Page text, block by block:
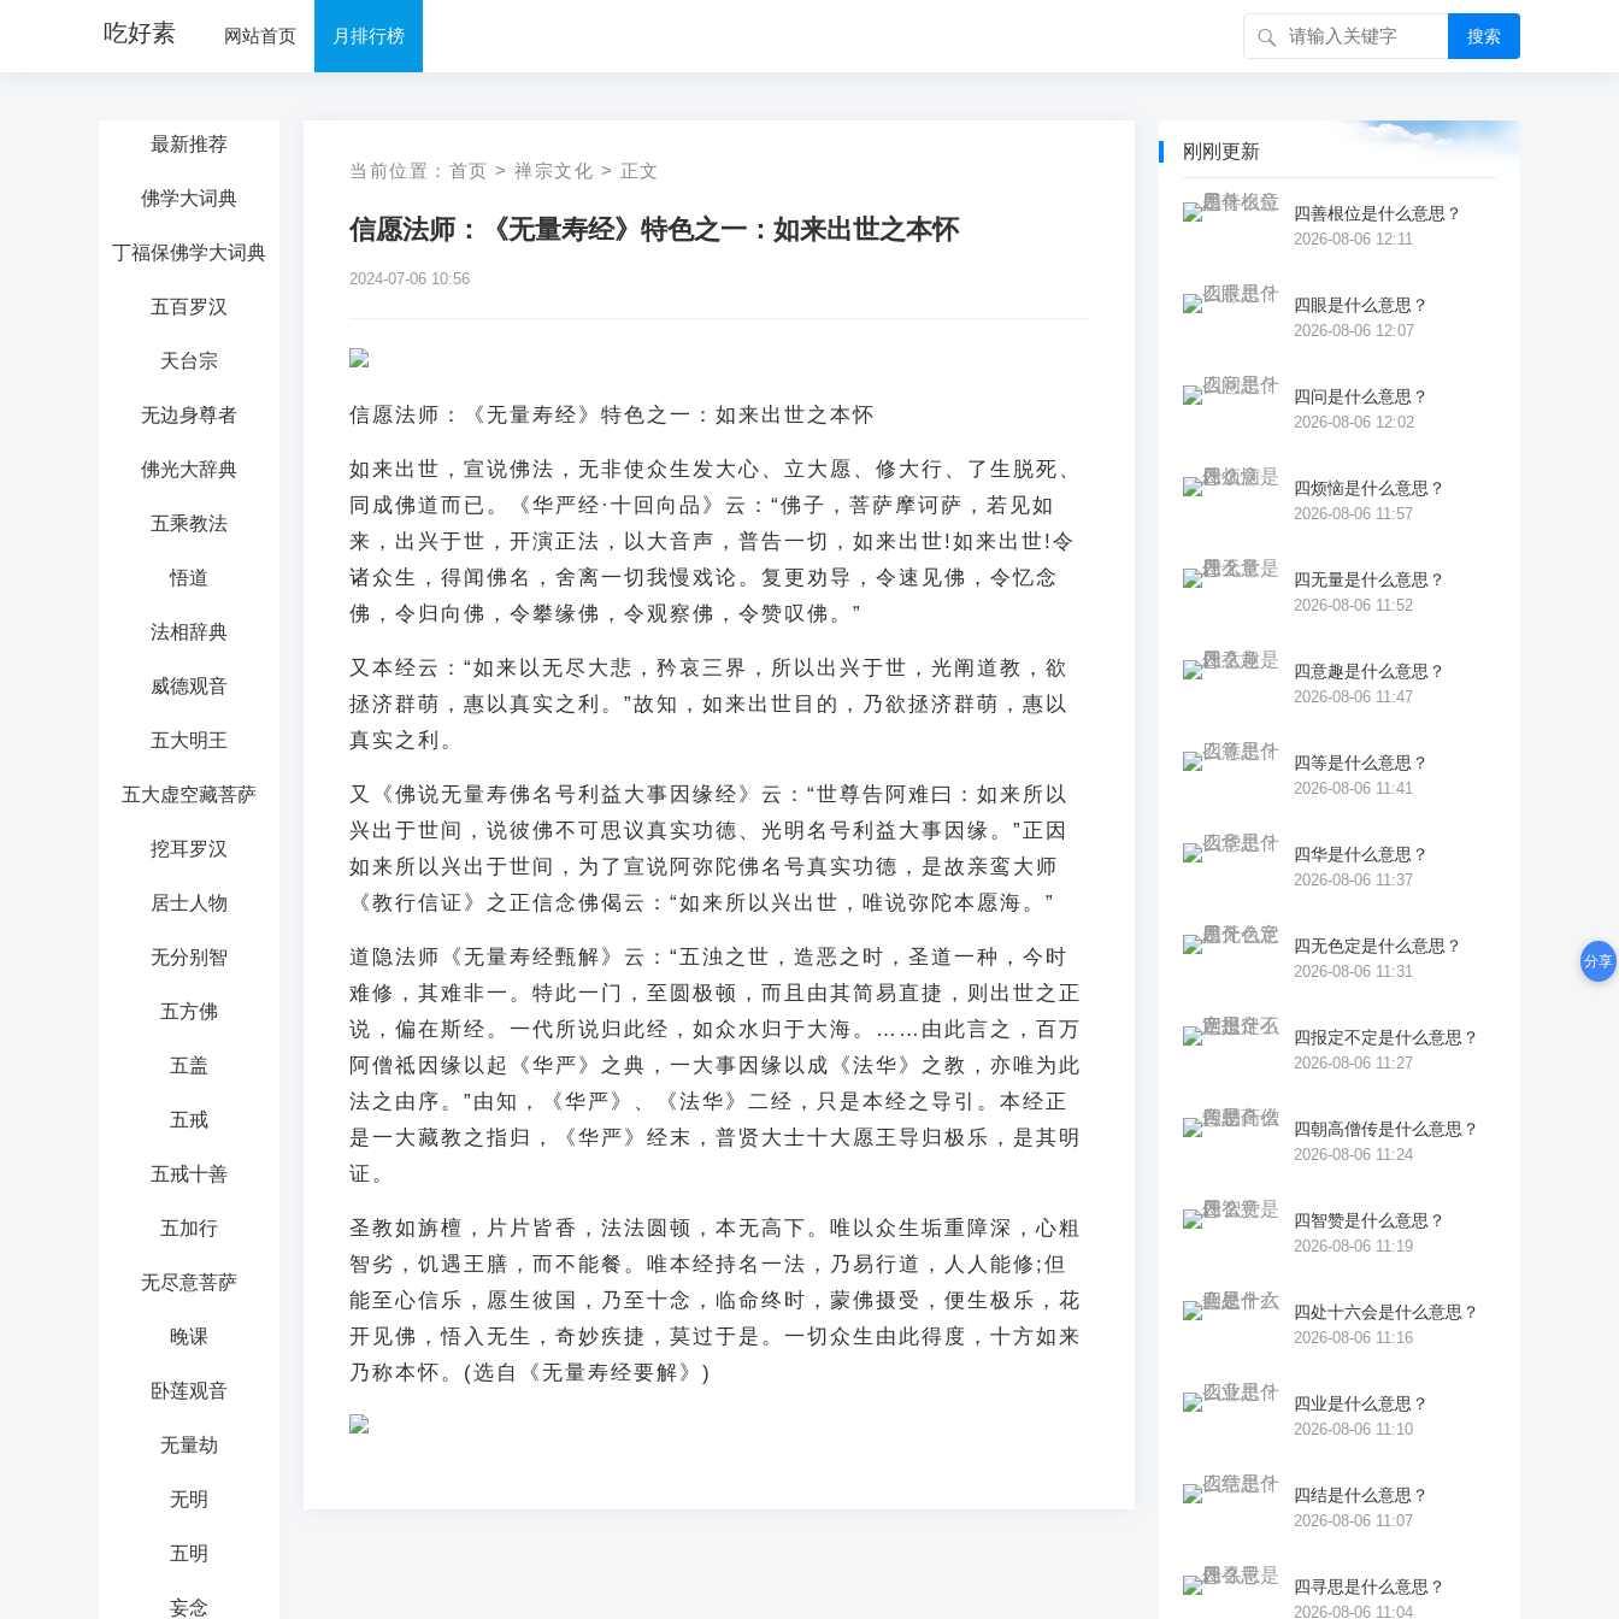
吃好素 网站首页 月排行榜 搜索
最新推荐
佛学大词典
丁福保佛学大词典
五百罗汉
天台宗
无边身尊者
佛光大辞典
五乘教法
悟道
法相辞典
威德观音
五大明王
五大虚空藏菩萨
挖耳罗汉
居士人物
无分别智
五方佛
五盖
五戒
五戒十善
五加行
无尽意菩萨
晚课
卧莲观音
无量劫
无明
五明
妄念
当前位置： 首页 > 禅宗文化 > 正文
信愿法师：《无量寿经》特色之一：如来出世之本怀
2024-07-06 10:56
信愿法师：《无量寿经》特色之一：如来出世之本怀
如来出世，宣说佛法，无非使众生发大心、立大愿、修大行、了生脱死、
同成佛道而已。《华严经·十回向品》云：“佛子，菩萨摩诃萨，若见如
来，出兴于世，开演正法，以大音声，普告一切，如来出世!如来出世!令
诸众生，得闻佛名，舍离一切我慢戏论。复更劝导，令速见佛，令忆念
佛，令归向佛，令攀缘佛，令观察佛，令赞叹佛。”
又本经云：“如来以无尽大悲，矜哀三界，所以出兴于世，光阐道教，欲
拯济群萌，惠以真实之利。”故知，如来出世目的，乃欲拯济群萌，惠以
真实之利。
又《佛说无量寿佛名号利益大事因缘经》云：“世尊告阿难曰：如来所以
兴出于世间，说彼佛不可思议真实功德、光明名号利益大事因缘。”正因
如来所以兴出于世间，为了宣说阿弥陀佛名号真实功德，是故亲鸾大师
《教行信证》之正信念佛偈云：“如来所以兴出世，唯说弥陀本愿海。”
道隐法师《无量寿经甄解》云：“五浊之世，造恶之时，圣道一种，今时
难修，其难非一。特此一门，至圆极顿，而且由其简易直捷，则出世之正
说，偏在斯经。一代所说归此经，如众水归于大海。……由此言之，百万
阿僧祗因缘以起《华严》之典，一大事因缘以成《法华》之教，亦唯为此
法之由序。”由知，《华严》、《法华》二经，只是本经之导引。本经正
是一大藏教之指归，《华严》经末，普贤大士十大愿王导归极乐，是其明
证。
圣教如旃檀，片片皆香，法法圆顿，本无高下。唯以众生垢重障深，心粗
智劣，饥遇王膳，而不能餐。唯本经持名一法，乃易行道，人人能修;但
能至心信乐，愿生彼国，乃至十念，临命终时，蒙佛摄受，便生极乐，花
开见佛，悟入无生，奇妙疾捷，莫过于是。一切众生由此得度，十方如来
乃称本怀。(选自《无量寿经要解》)
刚刚更新
四善根位是什么意思？
2026-08-06 12:11
四眼是什么意思？
2026-08-06 12:07
四问是什么意思？
2026-08-06 12:02
四烦恼是什么意思？
2026-08-06 11:57
四无量是什么意思？
2026-08-06 11:52
四意趣是什么意思？
2026-08-06 11:47
四等是什么意思？
2026-08-06 11:41
四华是什么意思？
2026-08-06 11:37
四无色定是什么意思？
2026-08-06 11:31
四报定不定是什么意思？
2026-08-06 11:27
四朝高僧传是什么意思？
2026-08-06 11:24
四智赞是什么意思？
2026-08-06 11:19
四处十六会是什么意思？
2026-08-06 11:16
四业是什么意思？
2026-08-06 11:10
四结是什么意思？
2026-08-06 11:07
四寻思是什么意思？
2026-08-06 11:04
分享